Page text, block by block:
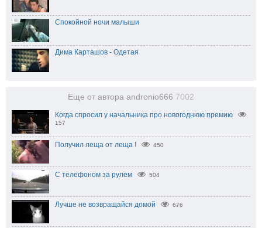
Спокойной ночи малыши
Дима Карташов - Одетая
Еще от автора andronio666 7002
Когда спросил у начальника про новогоднюю премию
157
Получил леща от леща ! 450
С телефоном за рулем 504
Лучше не возвращайся домой 676